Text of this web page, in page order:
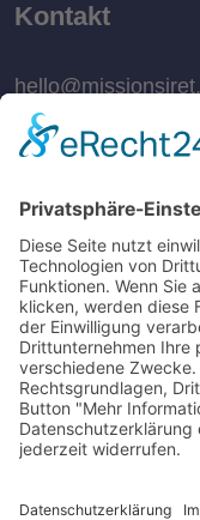
Kontakt
Unser
Westfälische
IBAN: DE52 4944
BIC:
Ausstellung einer